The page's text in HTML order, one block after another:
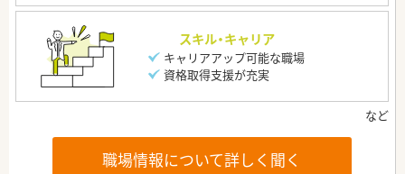
スキル・キャリア
キャリアアップ可能な職場
資格取得支援が充実
職場情報について詳しく聞く